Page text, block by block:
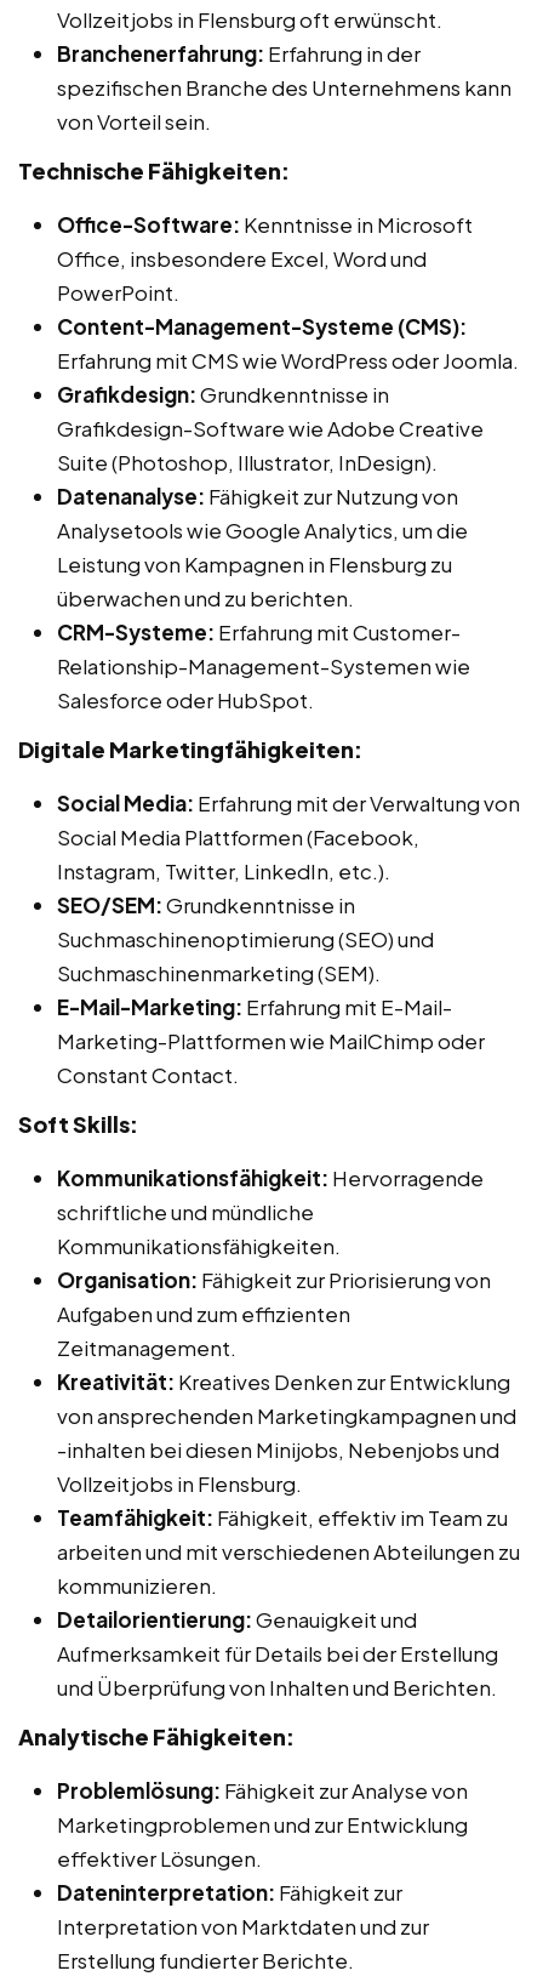
Vollzeitjobs in Flensburg oft erwünscht.
Branchenerfahrung: Erfahrung in der
spezifischen Branche des Unternehmens kann
von Vorteil sein.
Technische Fähigkeiten:
Office-Software: Kenntnisse in Microsoft
Office, insbesondere Excel, Word und
PowerPoint.
Content-Management-Systeme (CMS):
Erfahrung mit CMS wie WordPress oder Joomla.
Grafikdesign:Grundkenntnisse in
Grafikdesign-Software wie Adobe Creative
Suite (Photoshop, Illustrator, InDesign).
Datenanalyse: Fähigkeit zur Nutzung von
Analysetools wie Google Analytics, um die
Leistung von Kampagnen in Flensburg zu
überwachen und zu berichten.
CRM-Systeme: Erfahrung mit Customer-
Relationship-Management-Systemen wie
Salesforce oder HubSpot.
Digitale Marketingfähigkeiten:
Social Media: Erfahrung mit der Verwaltung von
Social Media Plattformen (Facebook,
Instagram, Twitter, LinkedIn, etc.).
SEO/SEM:Grundkenntnisse in
Suchmaschinenoptimierung (SEO) und
Suchmaschinenmarketing (SEM).
E-Mail-Marketing: Erfahrung mit E-Mail-
Marketing-Plattformen wie MailChimp oder
Constant Contact.
Soft Skills:
Kommunikationsfähigkeit: Hervorragende
schriftliche und mündliche
Kommunikationsfähigkeiten.
Organisation: Fähigkeit zur Priorisierung von
Aufgaben und zum effizienten
Zeitmanagement.
Kreativität: Kreatives Denken zur Entwicklung
von ansprechenden Marketingkampagnen und
-inhalten bei diesen Minijobs, Nebenjobs und
Vollzeitjobs in Flensburg.
Teamfähigkeit: Fähigkeit, effektiv im Team zu
arbeiten und mit verschiedenen Abteilungen zu
kommunizieren.
Detailorientierung:Genauigkeit und
Aufmerksamkeit für Details bei der Erstellung
und Überprüfung von Inhalten und Berichten.
Analytische Fähigkeiten:
Problemlösung: Fähigkeit zur Analyse von
Marketingproblemen und zur Entwicklung
effektiver Lösungen.
Dateninterpretation: Fähigkeit zur
Interpretation von Marktdaten und zur
Erstellung fundierter Berichte.